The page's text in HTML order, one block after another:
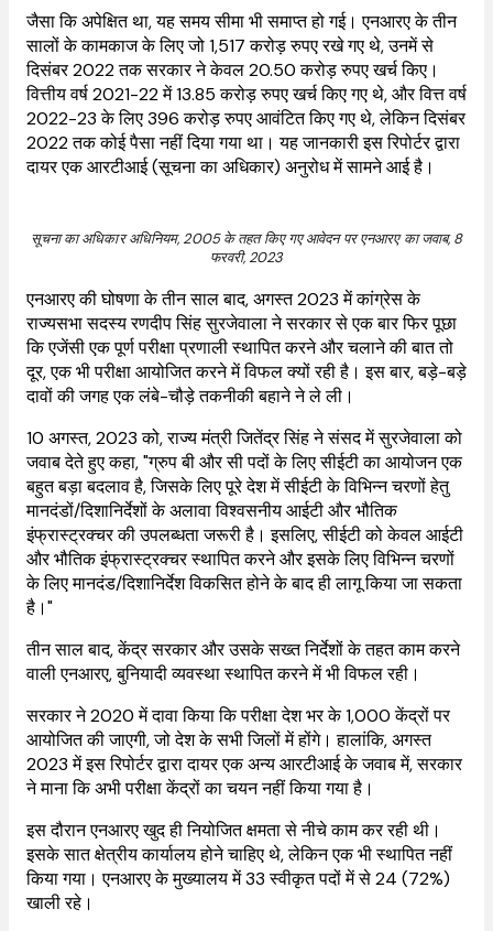
जैसा कि अपेक्षित था, यह समय सीमा भी समाप्त हो गई। एनआरए के तीन
सालों के कामकाज के लिए जो 1,517 करोड़ रुपए रखे गए थे, उनमें से
दिसंबर 2022 तक सरकार ने केवल 20.50 करोड़ रुपए खर्च किए।
वित्तीय वर्ष 2021-22 में 13.85 करोड़ रुपए खर्च किए गए थे, और वित्त वर्ष
2022-23 के लिए 396 करोड़ रुपए आवंटित किए गए थे, लेकिन दिसंबर
2022 तक कोई पैसा नहीं दिया गया था। यह जानकारी इस रिपोर्टर द्वारा
दायर एक आरटीआई (सूचना का अधिकार) अनुरोध में सामने आई है।
सूचना का अधिकार अधिनियम, 2005 के तहत किए गए आवेदन पर एनआरए का जवाब, 8
फरवरी, 2023
एनआरए की घोषणा के तीन साल बाद, अगस्त 2023 में कांग्रेस के
राज्यसभा सदस्य रणदीप सिंह सुरजेवाला ने सरकार से एक बार फिर पूछा
कि एजेंसी एक पूर्ण परीक्षा प्रणाली स्थापित करने और चलाने की बात तो
दूर, एक भी परीक्षा आयोजित करने में विफल क्यों रही है। इस बार, बड़े-बड़े
दावों की जगह एक लंबे-चौड़े तकनीकी बहाने ने ले ली।
10 अगस्त, 2023 को, राज्य मंत्री जितेंद्र सिंह ने संसद में सुरजेवाला को
जवाब देते हुए कहा, "ग्रुप बी और सी पदों के लिए सीईटी का आयोजन एक
बहुत बड़ा बदलाव है, जिसके लिए पूरे देश में सीईटी के विभिन्न चरणों हेतु
मानदंडों/दिशानिर्देशों के अलावा विश्वसनीय आईटी और भौतिक
इंफ्रास्ट्रक्चर की उपलब्धता जरूरी है। इसलिए, सीईटी को केवल आईटी
और भौतिक इंफ्रास्ट्रक्चर स्थापित करने और इसके लिए विभिन्न चरणों
के लिए मानदंड/दिशानिर्देश विकसित होने के बाद ही लागू किया जा सकता
है।"
तीन साल बाद, केंद्र सरकार और उसके सख्त निर्देशों के तहत काम करने
वाली एनआरए, बुनियादी व्यवस्था स्थापित करने में भी विफल रही।
सरकार ने 2020 में दावा किया कि परीक्षा देश भर के 1,000 केंद्रों पर
आयोजित की जाएगी, जो देश के सभी जिलों में होंगे। हालांकि, अगस्त
2023 में इस रिपोर्टर द्वारा दायर एक अन्य आरटीआई के जवाब में, सरकार
ने माना कि अभी परीक्षा केंद्रों का चयन नहीं किया गया है।
इस दौरान एनआरए खुद ही नियोजित क्षमता से नीचे काम कर रही थी।
इसके सात क्षेत्रीय कार्यालय होने चाहिए थे, लेकिन एक भी स्थापित नहीं
किया गया। एनआरए के मुख्यालय में 33 स्वीकृत पदों में से 24 (72%)
खाली रहे।